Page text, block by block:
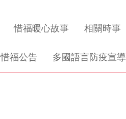
惜福暖心故事 相關時事
惜福公告 多國語言防疫宣導